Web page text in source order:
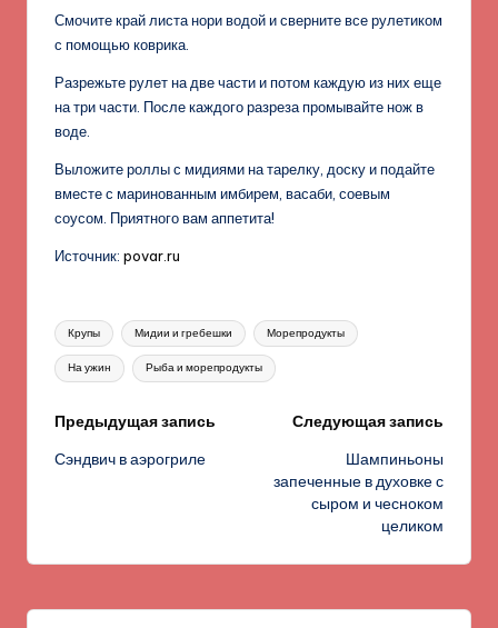
Смочите край листа нори водой и сверните все рулетиком
с помощью коврика.
Разрежьте рулет на две части и потом каждую из них еще
на три части. После каждого разреза промывайте нож в
воде.
Выложите роллы с мидиями на тарелку, доску и подайте
вместе с маринованным имбирем, васаби, соевым
соусом. Приятного вам аппетита!
Источник: povar.ru
Метки:
Крупы Мидии и гребешки Морепродукты
На ужин Рыба и морепродукты
Навигация
записи
Предыдущая запись
Сэндвич в аэрогриле
Следующая запись
Шампиньоны
запеченные в духовке с
сыром и чесноком
целиком